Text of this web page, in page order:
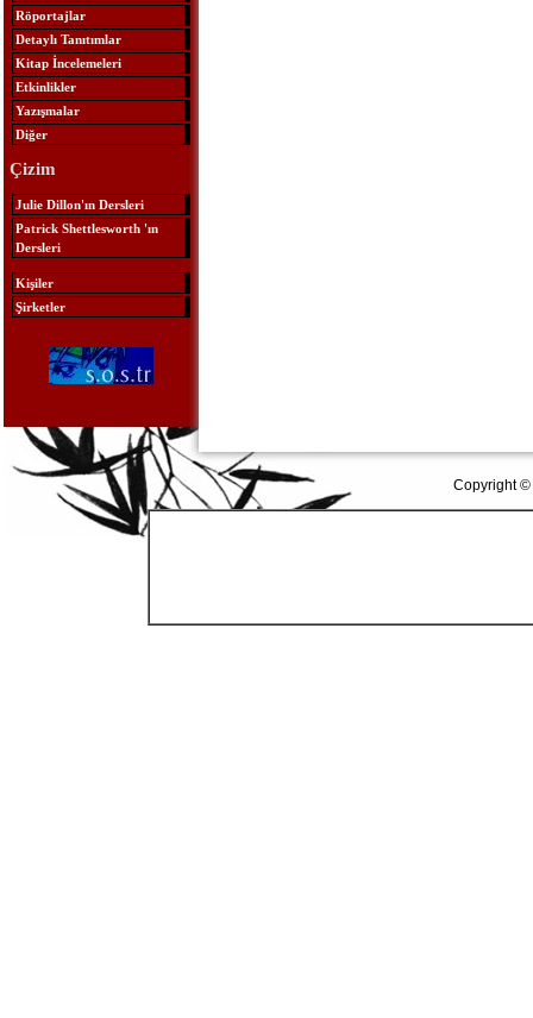
Röportajlar
Detaylı Tanıtımlar
Kitap İncelemeleri
Etkinlikler
Yazışmalar
Diğer
Çizim
Julie Dillon'ın Dersleri
Patrick Shettlesworth 'ın
Dersleri
Kişiler
Şirketler
Copyright ©